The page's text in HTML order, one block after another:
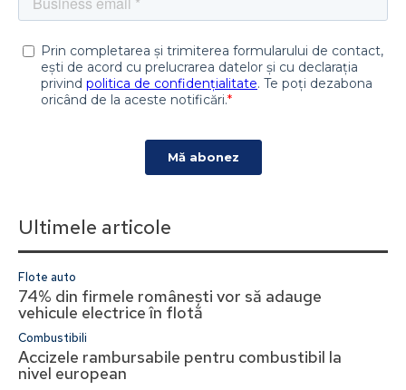
Ultimele articole
Flote auto
74% din firmele românești vor să adauge
vehicule electrice în flotă
Combustibili
Accizele rambursabile pentru combustibil la
nivel european